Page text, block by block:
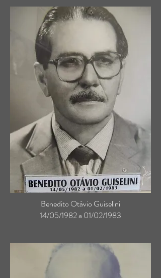
Benedito Otávio Guiselini
14/05/1982 a 01/02/1983